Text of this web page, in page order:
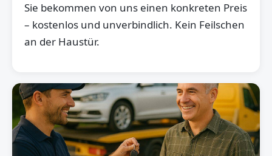
Sie bekommen von uns einen konkreten Preis
– kostenlos und unverbindlich. Kein Feilschen
an der Haustür.